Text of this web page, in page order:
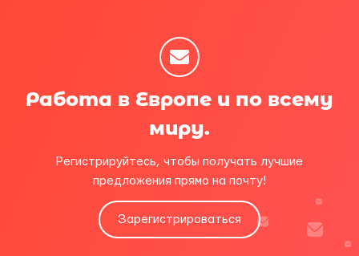
Работа в Европе и по всему
миру.
Регистрируйтесь, чтобы получать лучшие
предложения прямо на почту!
Зарегистрироваться